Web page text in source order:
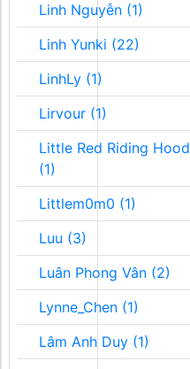
Linh Nguyễn (1)
Linh Yunki (22)
LinhLy (1)
Lirvour (1)
Little Red Riding Hood
(1)
Littlem0m0 (1)
Luu (3)
Luân Phong Vân (2)
Lynne_Chen (1)
Lâm Anh Duy (1)